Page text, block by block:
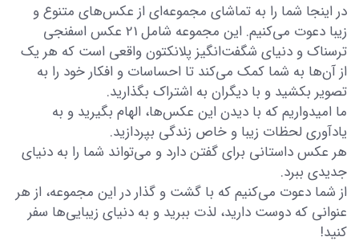
در اینجا شما را به تماشای مجموعه‌ای از عکس‌های متنوع و
زیبا دعوت می‌کنیم. این مجموعه شامل 21 عکس اسفنجی
ترسناک و دنیای شگفت‌انگیز پلانکتون واقعی است که هر یک
از آن‌ها به شما کمک می‌کند تا احساسات و افکار خود را به
تصویر بکشید و با دیگران به اشتراک بگذارید.
ما امیدواریم که با دیدن این عکس‌ها، الهام بگیرید و به
یادآوری لحظات زیبا و خاص زندگی بپردازید.
هر عکس داستانی برای گفتن دارد و می‌تواند شما را به دنیای
جدیدی ببرد.
از شما دعوت می‌کنیم که با گشت و گذار در این مجموعه، از هر
عنوانی که دوست دارید، لذت ببرید و به دنیای زیبایی‌ها سفر
کنید!